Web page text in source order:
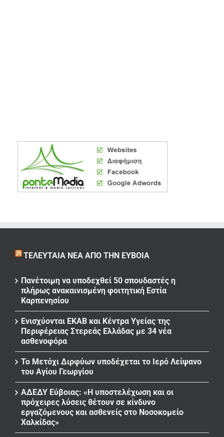
ΤΕΛΕΥΤΑΊΑ ΝΈΑ ΑΠΌ ΤΗΝ ΕΎΒΟΙΑ
Πανέτοιμη να υποδεχθεί 50 σπουδαστές η
πλήρως ανακαινισμένη φοιτητική Εστία
Καρπενησίου
Ενισχύονται ΕΚΑΒ και Κέντρα Υγείας της
Περιφέρειας Στερεάς Ελλάδας με 34 νέα
ασθενοφόρα
Το Μετόχι Διρφύων υποδέχεται το Ιερό Λείψανο
του Αγίου Γεωργίου
ΑΔΕΔΥ Εύβοιας: «Η υποστελέχωση και οι
πρόχειρες λύσεις θέτουν σε κίνδυνο
εργαζόμενους και ασθενείς στο Νοσοκομείο
Χαλκίδας»